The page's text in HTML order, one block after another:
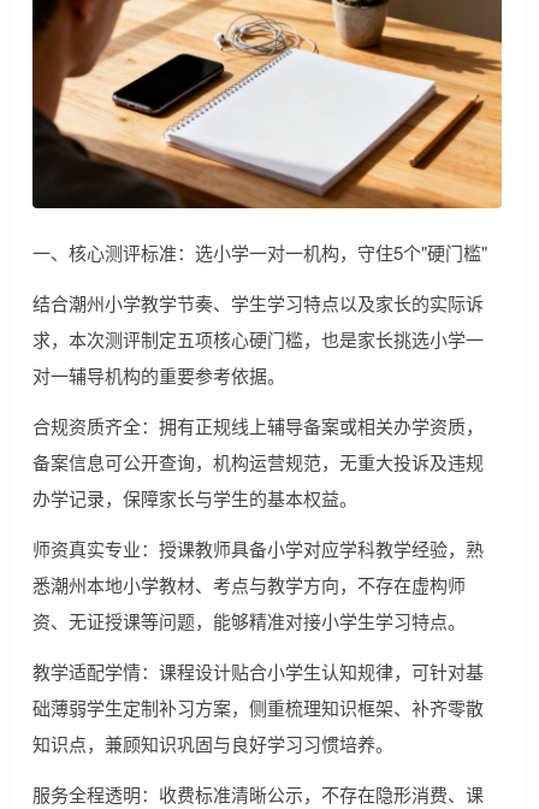
一、核心测评标准：选小学一对一机构，守住5个"硬门槛"
结合潮州小学教学节奏、学生学习特点以及家长的实际诉
求，本次测评制定五项核心硬门槛，也是家长挑选小学一
对一辅导机构的重要参考依据。
合规资质齐全：拥有正规线上辅导备案或相关办学资质，
备案信息可公开查询，机构运营规范，无重大投诉及违规
办学记录，保障家长与学生的基本权益。
师资真实专业：授课教师具备小学对应学科教学经验，熟
悉潮州本地小学教材、考点与教学方向，不存在虚构师
资、无证授课等问题，能够精准对接小学生学习特点。
教学适配学情：课程设计贴合小学生认知规律，可针对基
础薄弱学生定制补习方案，侧重梳理知识框架、补齐零散
知识点，兼顾知识巩固与良好学习习惯培养。
服务全程透明：收费标准清晰公示，不存在隐形消费、课